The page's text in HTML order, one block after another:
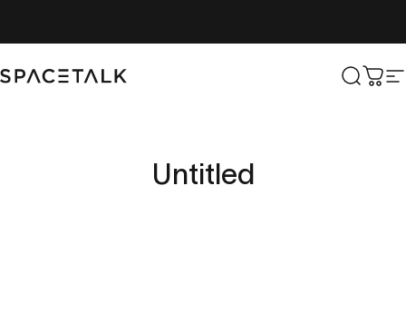
Spacetalk Etsi
Untitled